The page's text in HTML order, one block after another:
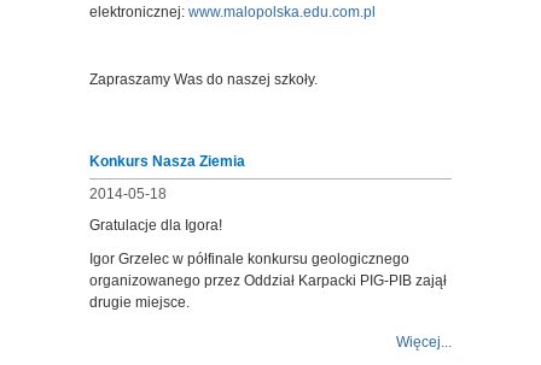
elektronicznej: www.malopolska.edu.com.pl
Zapraszamy Was do naszej szkoły.
Konkurs Nasza Ziemia
2014-05-18
Gratulacje dla Igora!
Igor Grzelec w półfinale konkursu geologicznego
organizowanego przez Oddział Karpacki PIG-PIB zajął
drugie miejsce.
Więcej...